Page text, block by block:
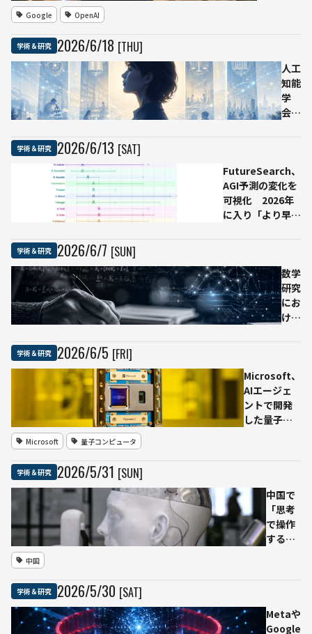
ア工科大
学ら、
ChatGPT
と
比較
Google OpenAI
学術＆研究 2026/6/18 [THU]
人工
知能
学
会、
でAI
社会
実装
へ提
思考
を代
替し
な
研究
基
盤・
教
整備
を重
視
学術＆研究 2026/6/13 [SAT]
FutureSearch、
AGI予測の変化を
可視化 2026年
に入り「より早く
学術＆研究 2026/6/7 [SUN]
数学
研究
にお
ける
言
研究
者
16
言」
発
表、
人間
の帰
属を
学術＆研究 2026/6/5 [FRI]
Microsoft、
AIエージェ
ントで開発
した量子チ
信頼性1000
倍、2029年
の実用規模
へ前進
Microsoft 量子コンピュータ
学術＆研究 2026/5/31 [SUN]
中国で
「思考
で操作
する」
用化進
む
中国
学術＆研究 2026/5/30 [SAT]
Metaや
Google